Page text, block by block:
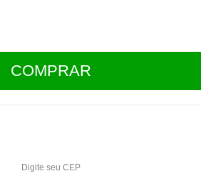
COMPRAR
Digite seu CEP